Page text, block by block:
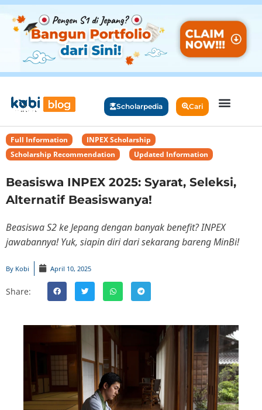
Scholarpedia Cari
Full Information INPEX Scholarship
Scholarship Recommendation
Updated Information
Beasiswa INPEX 2025: Syarat, Seleksi,
Alternatif Beasiswanya!
Beasiswa S2 ke Jepang dengan banyak benefit? INPEX
jawabannya! Yuk, siapin diri dari sekarang bareng MinBi!
By Kobi April 10, 2025
Share: